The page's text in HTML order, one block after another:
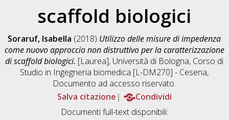
scaffold biologici
Soraruf, Isabella (2018) Utilizzo delle misure di impedenza
come nuovo approccio non distruttivo per la caratterizzazione
di scaffold biologici. [Laurea], Università di Bologna, Corso di
Studio in Ingegneria biomedica [L-DM270] - Cesena,
Documento ad accesso riservato.
Salva citazione
Condividi
Documenti full-text disponibili: